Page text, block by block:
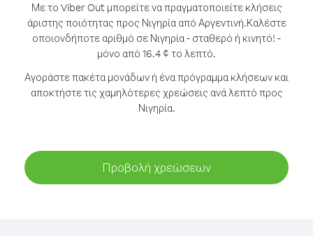
Με το Viber Out μπορείτε να πραγματοποιείτε κλήσεις
άριστης ποιότητας προς Νιγηρία από Αργεντινή.Καλέστε
οποιονδήποτε αριθμό σε Νιγηρία - σταθερό ή κινητό! -
μόνο από 16.4 ¢ το λεπτό.
Αγοράστε πακέτα μονάδων ή ένα πρόγραμμα κλήσεων και
αποκτήστε τις χαμηλότερες χρεώσεις ανά λεπτό προς
Νιγηρία.
Προβολή χρεώσεων